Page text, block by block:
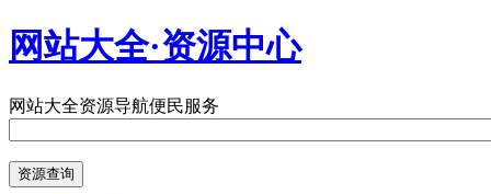
网站大全·资源中心
网站大全资源导航便民服务